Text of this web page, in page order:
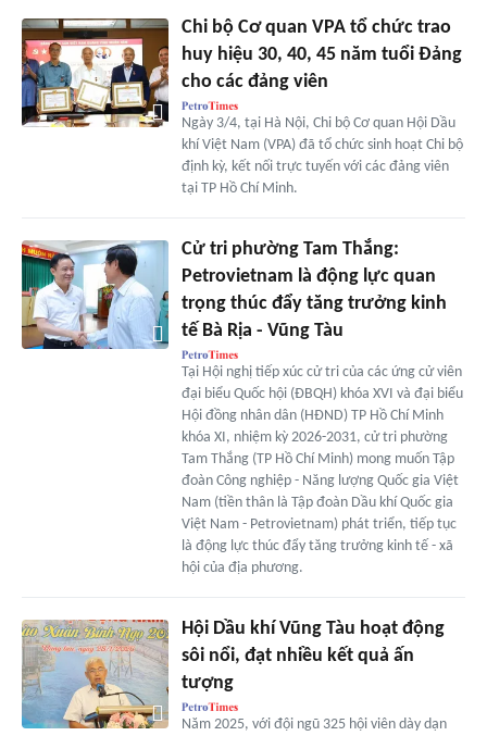
Chi bộ Cơ quan VPA tổ chức trao
huy hiệu 30, 40, 45 năm tuổi Đảng
cho các đảng viên
Ngày 3/4, tại Hà Nội, Chi bộ Cơ quan Hội Dầu
khí Việt Nam (VPA) đã tổ chức sinh hoạt Chi bộ
định kỳ, kết nối trực tuyến với các đảng viên
tại TP Hồ Chí Minh.
Cử tri phường Tam Thắng:
Petrovietnam là động lực quan
trọng thúc đẩy tăng trưởng kinh
tế Bà Rịa - Vũng Tàu
Tại Hội nghị tiếp xúc cử tri của các ứng cử viên
đại biểu Quốc hội (ĐBQH) khóa XVI và đại biểu
Hội đồng nhân dân (HĐND) TP Hồ Chí Minh
khóa XI, nhiệm kỳ 2026-2031, cử tri phường
Tam Thắng (TP Hồ Chí Minh) mong muốn Tập
đoàn Công nghiệp - Năng lượng Quốc gia Việt
Nam (tiền thân là Tập đoàn Dầu khí Quốc gia
Việt Nam - Petrovietnam) phát triển, tiếp tục
là động lực thúc đẩy tăng trưởng kinh tế - xã
hội của địa phương.
Hội Dầu khí Vũng Tàu hoạt động
sôi nổi, đạt nhiều kết quả ấn
tượng
Năm 2025, với đội ngũ 325 hội viên dày dạn